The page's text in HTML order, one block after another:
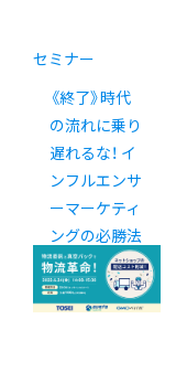
セミナー
《終了》時代
の流れに乗り
遅れるな！ イ
ンフルエンサ
ーマーケティ
ングの必勝法
を解説